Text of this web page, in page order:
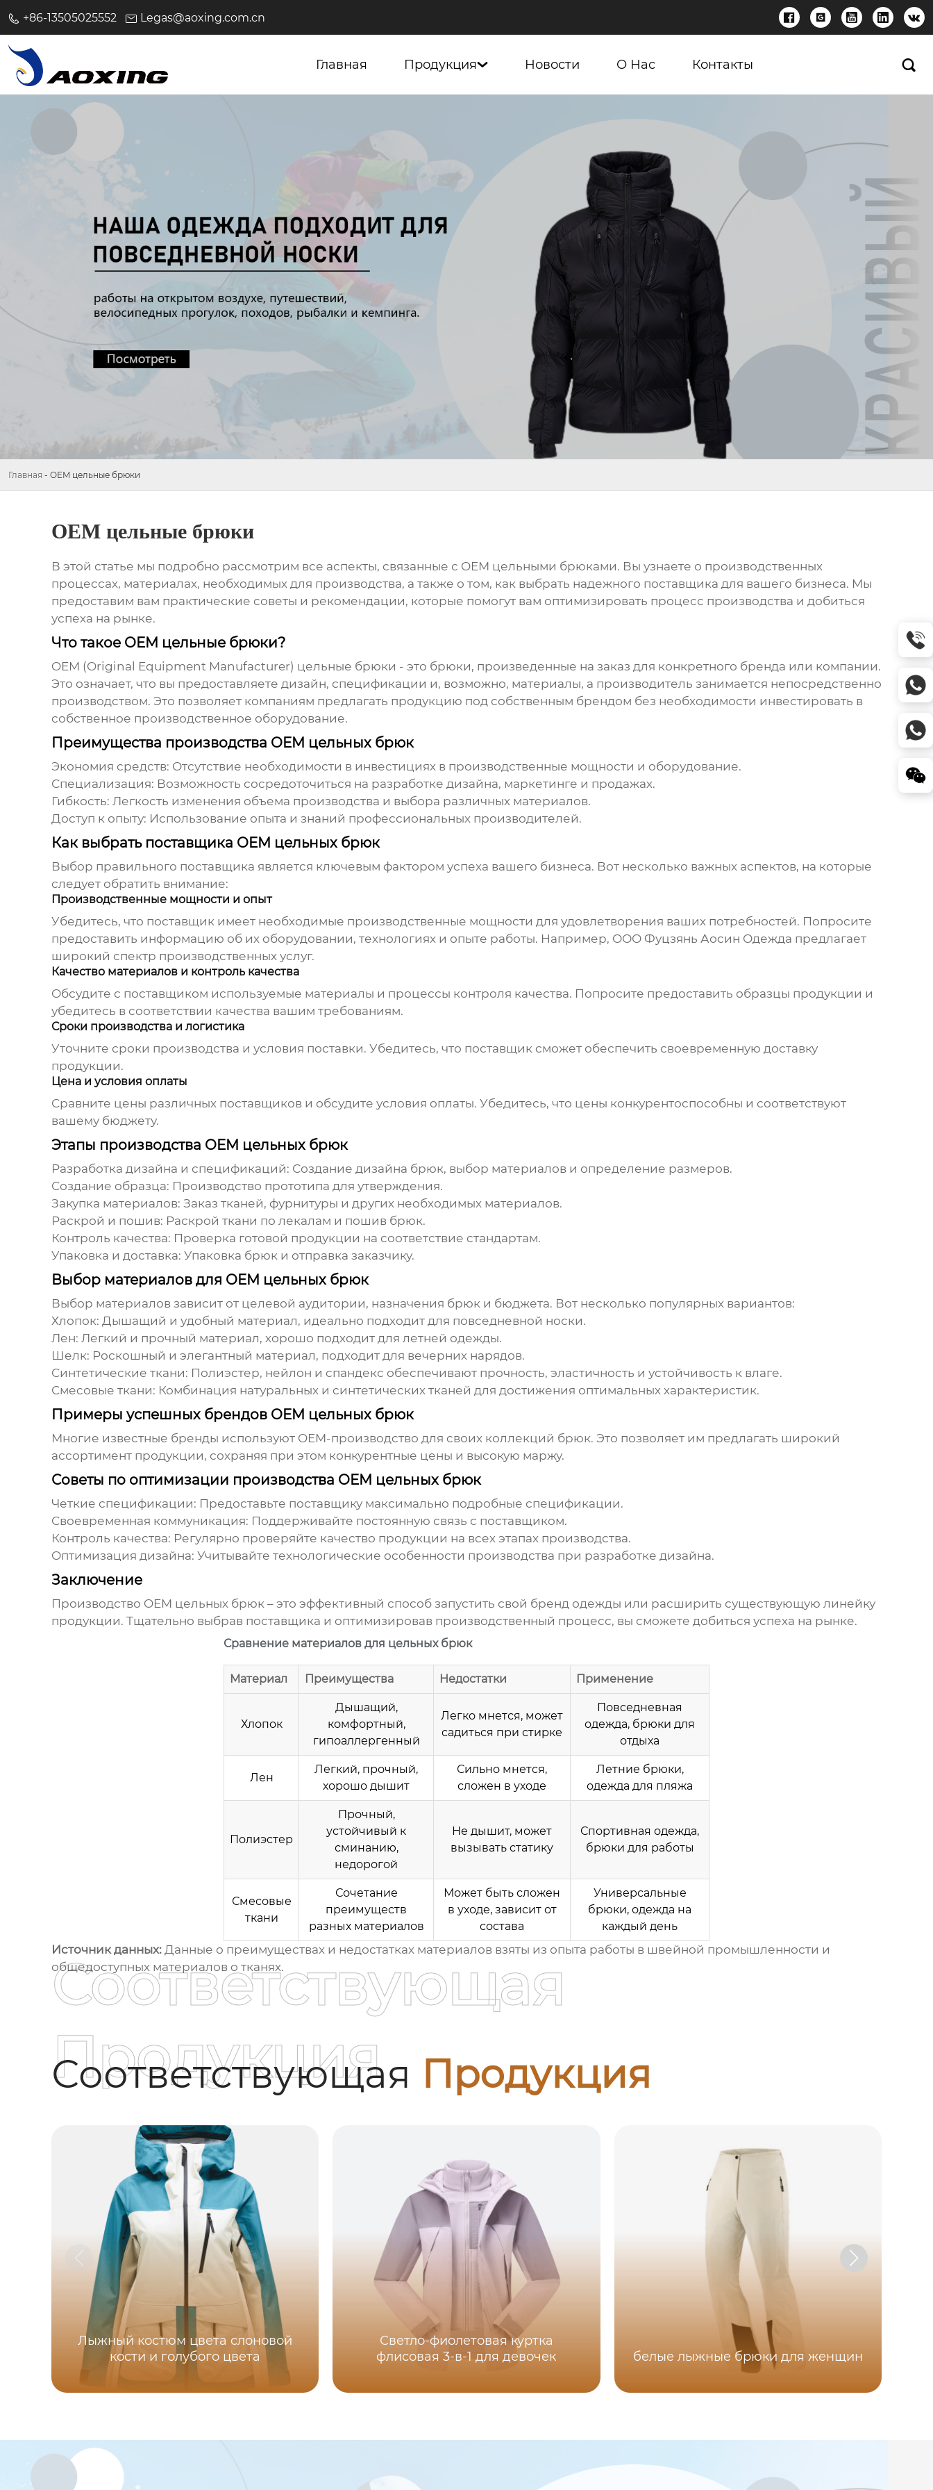
+86-13505025552 Legas@aoxing.com.cn     
Главная Продукция Новости О Нас Контакты 
Главная - OEM цельные брюки
OEM цельные брюки
В этой статье мы подробно рассмотрим все аспекты, связанные с OEM цельными брюками. Вы узнаете о производственных
процессах, материалах, необходимых для производства, а также о том, как выбрать надежного поставщика для вашего бизнеса. Мы
предоставим вам практические советы и рекомендации, которые помогут вам оптимизировать процесс производства и добиться
успеха на рынке.
Что такое OEM цельные брюки?
OEM (Original Equipment Manufacturer) цельные брюки - это брюки, произведенные на заказ для конкретного бренда или компании.
Это означает, что вы предоставляете дизайн, спецификации и, возможно, материалы, а производитель занимается непосредственно
производством. Это позволяет компаниям предлагать продукцию под собственным брендом без необходимости инвестировать в
собственное производственное оборудование.
Преимущества производства OEM цельных брюк
Экономия средств: Отсутствие необходимости в инвестициях в производственные мощности и оборудование.
Специализация: Возможность сосредоточиться на разработке дизайна, маркетинге и продажах.
Гибкость: Легкость изменения объема производства и выбора различных материалов.
Доступ к опыту: Использование опыта и знаний профессиональных производителей.
Как выбрать поставщика OEM цельных брюк
Выбор правильного поставщика является ключевым фактором успеха вашего бизнеса. Вот несколько важных аспектов, на которые
следует обратить внимание:
Производственные мощности и опыт
Убедитесь, что поставщик имеет необходимые производственные мощности для удовлетворения ваших потребностей. Попросите
предоставить информацию об их оборудовании, технологиях и опыте работы. Например, ООО Фуцзянь Аосин Одежда предлагает
широкий спектр производственных услуг.
Качество материалов и контроль качества
Обсудите с поставщиком используемые материалы и процессы контроля качества. Попросите предоставить образцы продукции и
убедитесь в соответствии качества вашим требованиям.
Сроки производства и логистика
Уточните сроки производства и условия поставки. Убедитесь, что поставщик сможет обеспечить своевременную доставку
продукции.
Цена и условия оплаты
Сравните цены различных поставщиков и обсудите условия оплаты. Убедитесь, что цены конкурентоспособны и соответствуют
вашему бюджету.
Этапы производства OEM цельных брюк
Разработка дизайна и спецификаций: Создание дизайна брюк, выбор материалов и определение размеров.
Создание образца: Производство прототипа для утверждения.
Закупка материалов: Заказ тканей, фурнитуры и других необходимых материалов.
Раскрой и пошив: Раскрой ткани по лекалам и пошив брюк.
Контроль качества: Проверка готовой продукции на соответствие стандартам.
Упаковка и доставка: Упаковка брюк и отправка заказчику.
Выбор материалов для OEM цельных брюк
Выбор материалов зависит от целевой аудитории, назначения брюк и бюджета. Вот несколько популярных вариантов:
Хлопок: Дышащий и удобный материал, идеально подходит для повседневной носки.
Лен: Легкий и прочный материал, хорошо подходит для летней одежды.
Шелк: Роскошный и элегантный материал, подходит для вечерних нарядов.
Синтетические ткани: Полиэстер, нейлон и спандекс обеспечивают прочность, эластичность и устойчивость к влаге.
Смесовые ткани: Комбинация натуральных и синтетических тканей для достижения оптимальных характеристик.
Примеры успешных брендов OEM цельных брюк
Многие известные бренды используют OEM-производство для своих коллекций брюк. Это позволяет им предлагать широкий
ассортимент продукции, сохраняя при этом конкурентные цены и высокую маржу.
Советы по оптимизации производства OEM цельных брюк
Четкие спецификации: Предоставьте поставщику максимально подробные спецификации.
Своевременная коммуникация: Поддерживайте постоянную связь с поставщиком.
Контроль качества: Регулярно проверяйте качество продукции на всех этапах производства.
Оптимизация дизайна: Учитывайте технологические особенности производства при разработке дизайна.
Заключение
Производство OEM цельных брюк– это эффективный способ запустить свой бренд одежды или расширить существующую линейку
продукции. Тщательно выбрав поставщика и оптимизировав производственный процесс, вы сможете добиться успеха на рынке.
Сравнение материалов для цельных брюк
Материал Преимущества Недостатки Применение
Хлопок
Дышащий,
комфортный,
гипоаллергенный
Легко мнется, может
садиться при стирке
Повседневная
одежда, брюки для
отдыха
Лен
Легкий, прочный,
хорошо дышит
Сильно мнется,
сложен в уходе
Летние брюки,
одежда для пляжа
Полиэстер
Прочный,
устойчивый к
сминанию,
недорогой
Не дышит, может
вызывать статику
Спортивная одежда,
брюки для работы
Смесовые
ткани
Сочетание
преимуществ
разных материалов
Может быть сложен
в уходе, зависит от
состава
Универсальные
брюки, одежда на
каждый день
Источник данных:Данные о преимуществах и недостатках материалов взяты из опыта работы в швейной промышленности и
общедоступных материалов о тканях.
Соответствующая Продукция
Соответствующая
Продукция
Лыжный костюм цвета слоновой
кости и голубого цвета
Светло-фиолетовая куртка
флисовая 3-в-1 для девочек
белые лыжные брюки для женщин